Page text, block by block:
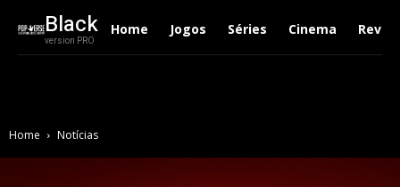
Black
version PRO
Home Jogos Séries Cinema
Home Notícias